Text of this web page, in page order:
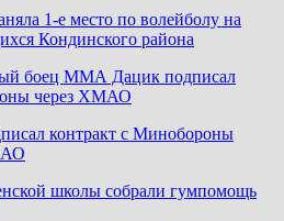
1-е место по волейболу на
Кондинского района
боец ММА Дацик подписал
через ХМАО
контракт с Минобороны
школы собрали гумпомощь